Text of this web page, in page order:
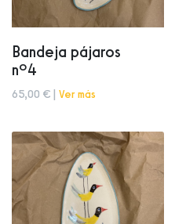
Bandeja pájaros
nº4
65,00 € | Ver más